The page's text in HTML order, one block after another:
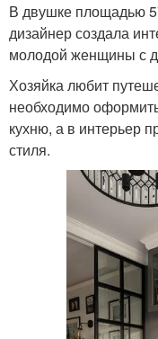
В двушке площадью
дизайнер создала
молодой женщины с
Хозяйка любит
необходимо
кухню, а в интерьер
стиля.